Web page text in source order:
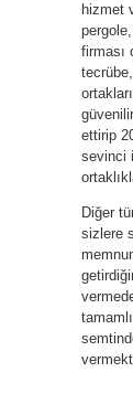
hizmet
firması
ettirip
sevinci
Diğer
sizlere